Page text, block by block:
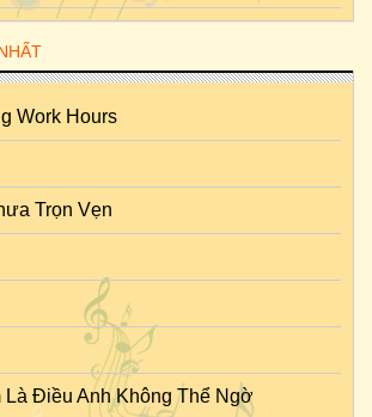
Work Hours
Trọn Vẹn
Điều Anh Không Thể Ngờ